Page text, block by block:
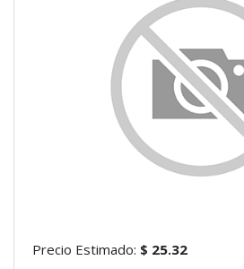
Precio Estimado: $ 25.32